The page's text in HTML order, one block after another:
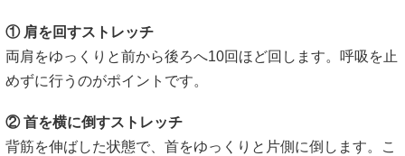
① 肩を回すストレッチ
両肩をゆっくりと前から後ろへ10回ほど回します。呼吸を止
めずに行うのがポイントです。
② 首を横に倒すストレッチ
背筋を伸ばした状態で、首をゆっくりと片側に倒します。こ